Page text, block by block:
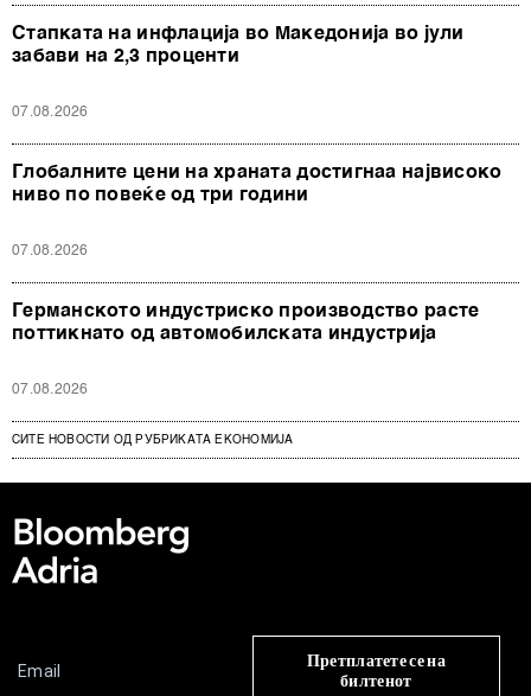
Стапката на инфлација во Македонија во јули
забави на 2,3 проценти
07.08.2026
Глобалните цени на храната достигнаа највисоко
ниво по повеќе од три години
07.08.2026
Германското индустриско производство расте
поттикнато од автомобилската индустрија
07.08.2026
СИТЕ НОВОСТИ ОД РУБРИКАТА ЕКОНОМИЈА
Претплатете се на
билтенот